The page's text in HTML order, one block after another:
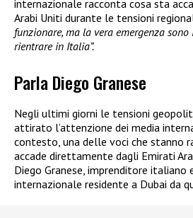
internazionale racconta cosa sta
Arabi Uniti durante le tensioni
funzionare, ma la vera emergenza
rientrare in Italia”.
Parla Diego Granese
Negli ultimi giorni le tensioni
attirato l’attenzione dei media
contesto, una delle voci che stanno
accade direttamente dagli Emirati
Diego Granese, imprenditore italiano
internazionale residente a Dubai da